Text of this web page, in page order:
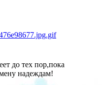
до тех пор,пока
надеждам!